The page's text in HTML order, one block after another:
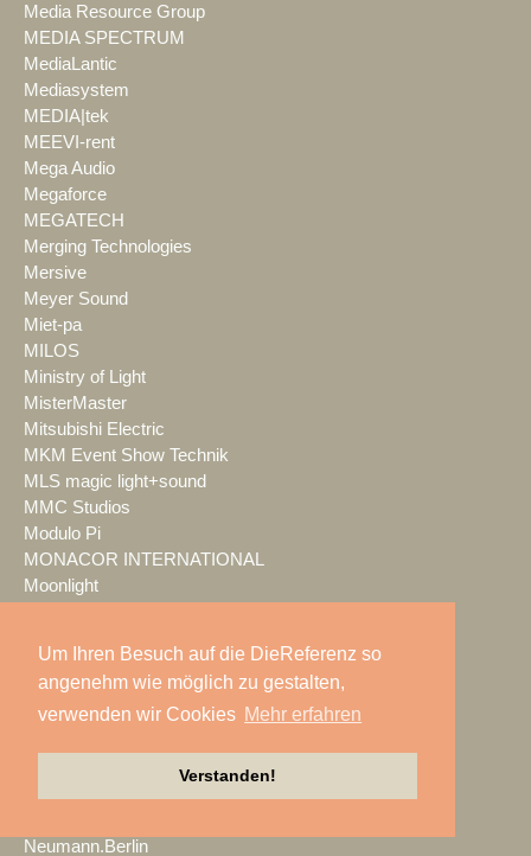
Um Ihren Besuch auf die DieReferenz so
angenehm wie möglich zu gestalten,
verwenden wir Cookies Mehr erfahren
Verstanden!
Media Resource Group
MEDIA SPECTRUM
MediaLantic
Mediasystem
MEDIA|tek
MEEVI-rent
Mega Audio
Megaforce
MEGATECH
Merging Technologies
Mersive
Meyer Sound
Miet-pa
MILOS
Ministry of Light
MisterMaster
Mitsubishi Electric
MKM Event Show Technik
MLS magic light+sound
MMC Studios
Modulo Pi
MONACOR INTERNATIONAL
Moonlight
msm studio group
Müller BBM
music & light design
NEC Display Solutions
Neumann.Berlin